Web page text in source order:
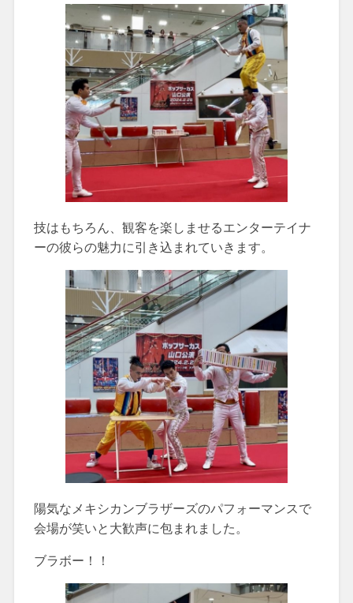
技はもちろん、観客を楽しませるエンターテイナ
ーの彼らの魅力に引き込まれていきます。
陽気なメキシカンブラザーズのパフォーマンスで
会場が笑いと大歓声に包まれました。
ブラボー！！